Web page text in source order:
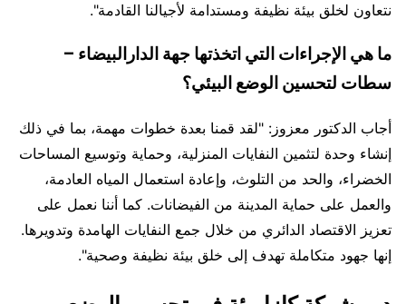
نتعاون لخلق بيئة نظيفة ومستدامة لأجيالنا القادمة".
ما هي الإجراءات التي اتخذتها جهة الدارالبيضاء –
سطات لتحسين الوضع البيئي؟
أجاب الدكتور معزوز: "لقد قمنا بعدة خطوات مهمة، بما في ذلك
إنشاء وحدة لتثمين النفايات المنزلية، وحماية وتوسيع المساحات
الخضراء، والحد من التلوث، وإعادة استعمال المياه العادمة،
والعمل على حماية المدينة من الفيضانات. كما أننا نعمل على
تعزيز الاقتصاد الدائري من خلال جمع النفايات الهامدة وتدويرها.
إنها جهود متكاملة تهدف إلى خلق بيئة نظيفة وصحية".